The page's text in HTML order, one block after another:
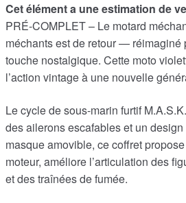
Cet élément a une estimation de
PRÉ-COMPLET – Le motard
méchants est de retour —
touche nostalgique. Cette moto
l’action vintage à une nouvelle
Le cycle de sous-marin furtif
des ailerons escafables et un
masque amovible, ce coffret
moteur, améliore l’articulation des
et des traînées de fumée.